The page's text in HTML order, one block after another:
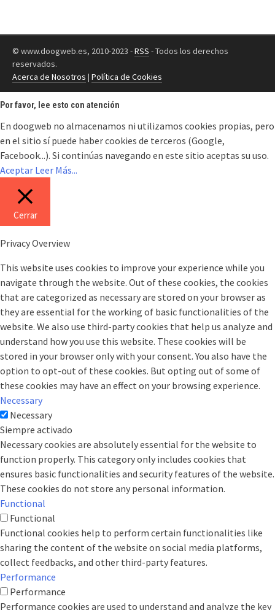
© www.doogweb.es, 2010-2023 -RSS - Todos los derechos
reservados.
Acerca de Nosotros | Política de Cookies
Por favor, lee esto con atención
En doogweb no almacenamos ni utilizamos cookies propias, pero
en el sitio sí puede haber cookies de terceros (Google,
Facebook...). Si continúas navegando en este sitio aceptas su uso.
Aceptar Leer Más...
Cerrar
Privacy Overview
This website uses cookies to improve your experience while you
navigate through the website. Out of these cookies, the cookies
that are categorized as necessary are stored on your browser as
they are essential for the working of basic functionalities of the
website. We also use third-party cookies that help us analyze and
understand how you use this website. These cookies will be
stored in your browser only with your consent. You also have the
option to opt-out of these cookies. But opting out of some of
these cookies may have an effect on your browsing experience.
Necessary
Necessary
Siempre activado
Necessary cookies are absolutely essential for the website to
function properly. This category only includes cookies that
ensures basic functionalities and security features of the website.
These cookies do not store any personal information.
Functional
Functional
Functional cookies help to perform certain functionalities like
sharing the content of the website on social media platforms,
collect feedbacks, and other third-party features.
Performance
Performance
Performance cookies are used to understand and analyze the key